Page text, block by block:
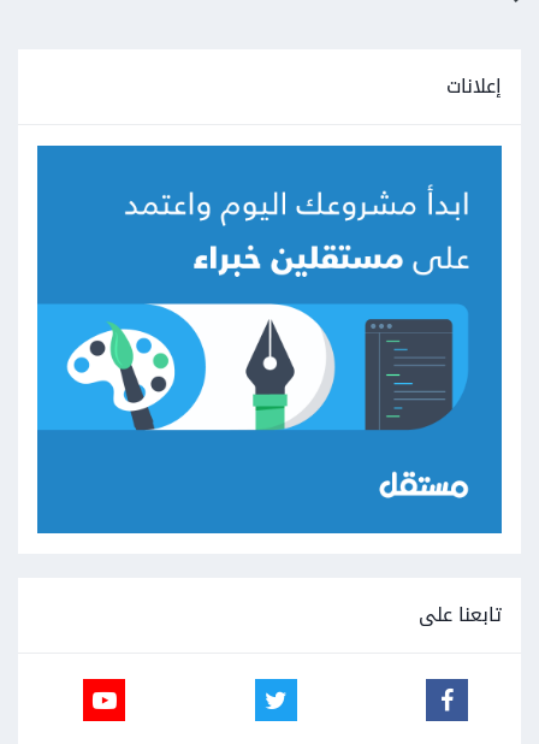
إعلانات
تابعنا على